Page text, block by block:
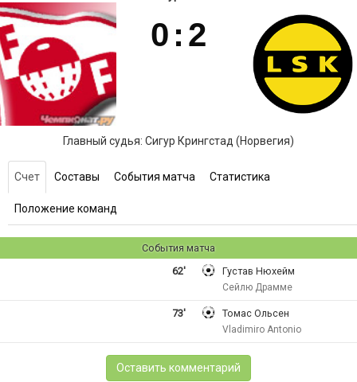
0 : 2
Главный судья: Сигур Крингстад (Норвегия)
Счет Составы События матча Статистика
Положение команд
События матча
62'
Густав Нюхейм
Сейлю Драмме
73' Томас Ольсен
Vladimiro Antonio
Оставить комментарий